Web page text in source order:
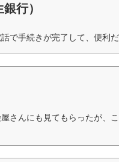
行）
で手続きが完了して、便利だ
さんにも見てもらったが、